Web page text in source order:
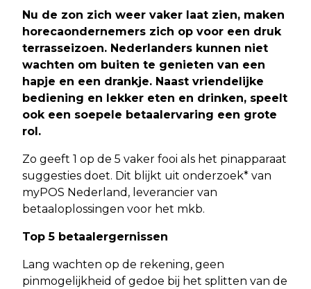
Nu de zon zich weer vaker laat zien, maken
horecaondernemers zich op voor een druk
terrasseizoen. Nederlanders kunnen niet
wachten om buiten te genieten van een
hapje en een drankje. Naast vriendelijke
bediening en lekker eten en drinken, speelt
ook een soepele betaalervaring een grote
rol.
Zo geeft 1 op de 5 vaker fooi als het pinapparaat
suggesties doet. Dit blijkt uit onderzoek* van
myPOS Nederland, leverancier van
betaaloplossingen voor het mkb.
Top 5 betaalergernissen
Lang wachten op de rekening, geen
pinmogelijkheid of gedoe bij het splitten van de